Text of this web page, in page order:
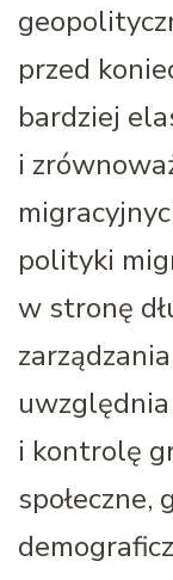
przed
bardziej
i
polityki
w stronę
i kontrolę
społeczne,